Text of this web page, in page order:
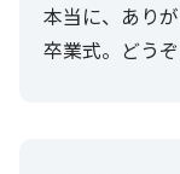
本当に、あり
卒業式。どう